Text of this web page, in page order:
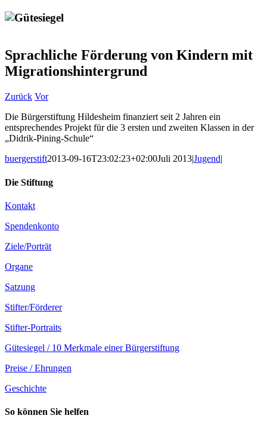
Sprachliche Förderung von Kindern mit
Migrationshintergrund
Zurück Vor
Die Bürgerstiftung Hildesheim finanziert seit 2 Jahren ein
entsprechendes Projekt für die 3 ersten und zweiten Klassen in der
„Didrik-Pining-Schule“
buergerstift2013-09-16T23:02:23+02:00Juli 2013|Jugend|
Die Stiftung
Kontakt
Spendenkonto
Ziele/Porträt
Organe
Satzung
Stifter/Förderer
Stifter-Portraits
Gütesiegel / 10 Merkmale einer Bürgerstiftung
Preise / Ehrungen
Geschichte
So können Sie helfen